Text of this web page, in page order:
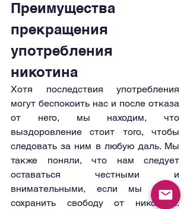
Преимущества
прекращения
употребления
никотина
Хотя последствия употребления
могут беспокоить нас и после отказа
от него, мы находим, что
выздоровление стоит того, чтобы
следовать за ним в любую даль. Мы
также поняли, что нам следует
оставаться честными и
внимательными, если мы хотим
сохранить свободу от никотина.